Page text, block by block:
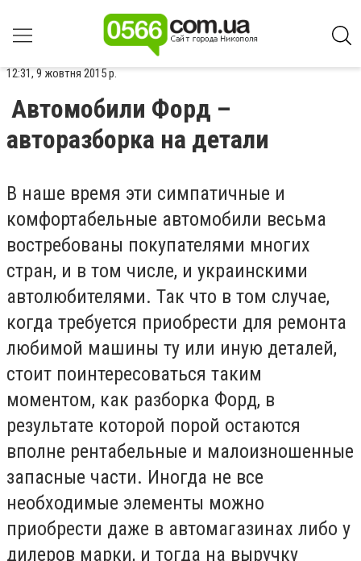
12:31, 9 жовтня 2015 р.
Автомобили Форд –
авторазборка на детали
В наше время эти симпатичные и
комфортабельные автомобили весьма
востребованы покупателями многих
стран, и в том числе, и украинскими
автолюбителями. Так что в том случае,
когда требуется приобрести для ремонта
любимой машины ту или иную деталей,
стоит поинтересоваться таким
моментом, как разборка Форд, в
результате которой порой остаются
вполне рентабельные и малоизношенные
запасные части. Иногда не все
необходимые элементы можно
приобрести даже в автомагазинах либо у
дилеров марки, и тогда на выручку